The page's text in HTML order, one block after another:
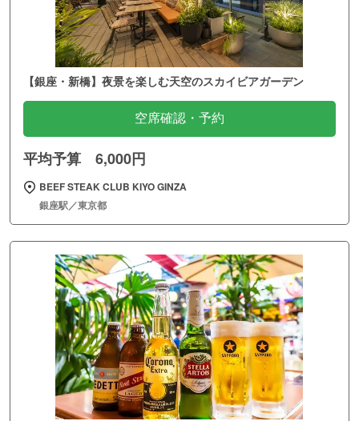
【銀座・新橋】夜景を楽しむ天空のスカイビアガーデン
空席確認・予約
平均予算 6,000円
BEEF STEAK CLUB KIYO GINZA
銀座駅／東京都